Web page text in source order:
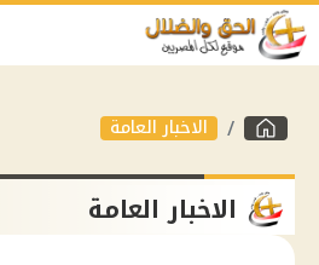
الاخبار العامة
الاخبار العامة